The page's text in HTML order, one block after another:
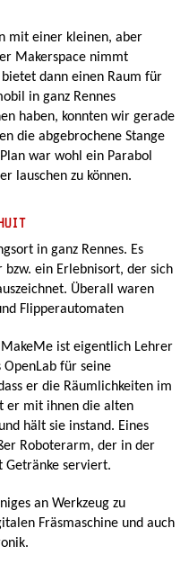
mit einer kleinen, aber
Makerspace nimmt
dann einen Raum für
in ganz Rennes
haben, konnten wir gerade
die abgebrochene Stange
war wohl ein Parabol
lauschen zu können.
in ganz Rennes. Es
ein Erlebnisort, der sich
Überall waren
Flipperautomaten
ist eigentlich Lehrer
OpenLab für seine
er die Räumlichkeiten im
er mit ihnen die alten
hält sie instand. Eines
Roboterarm, der in der
Getränke serviert.
an Werkzeug zu
Fräsmaschine und auch